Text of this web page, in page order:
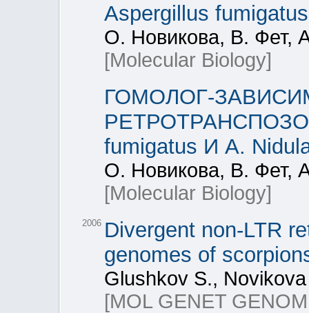
Aspergillus
О. Новикова, В. Фет,
[Molecular Biology]
ГОМОЛОГ-
fumigatus И A.
О. Новикова, В. Фет,
[Molecular Biology]
2006 Divergent non-LTR
genomes of
Glushkov S.,
[MOL GENET